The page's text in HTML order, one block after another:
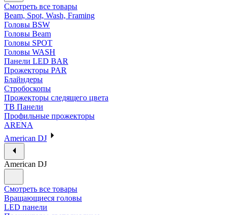
Смотреть все товары
Beam, Spot, Wash, Framing
Головы BSW
Головы Beam
Головы SPOT
Головы WASH
Панели LED BAR
Прожекторы PAR
Блайндеры
Стробоскопы
Прожекторы следящего цвета
ТВ Панели
Профильные прожекторы
ARENA
American DJ
American DJ
Смотреть все товары
Вращающиеся головы
LED панели